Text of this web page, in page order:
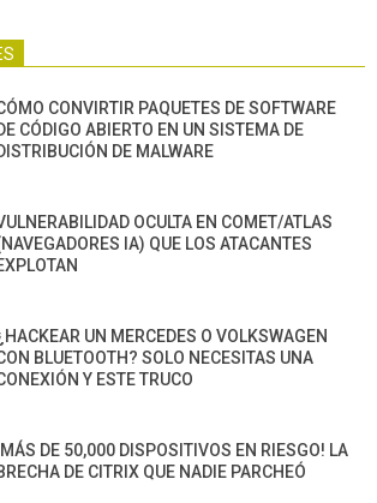
CONVIRTIR PAQUETES DE SOFTWARE
CÓDIGO ABIERTO EN UN SISTEMA DE
DE MALWARE
OCULTA EN COMET/ATLAS
IA) QUE LOS ATACANTES
UN MERCEDES O VOLKSWAGEN
BLUETOOTH? SOLO NECESITAS UNA
Y ESTE TRUCO
DE 50,000 DISPOSITIVOS EN RIESGO! LA
DE CITRIX QUE NADIE PARCHEÓ